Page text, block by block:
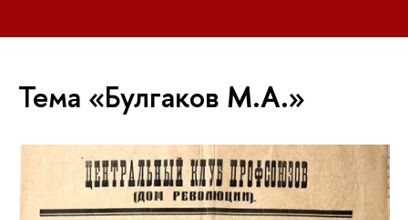
Тема «Булгаков М.А.»